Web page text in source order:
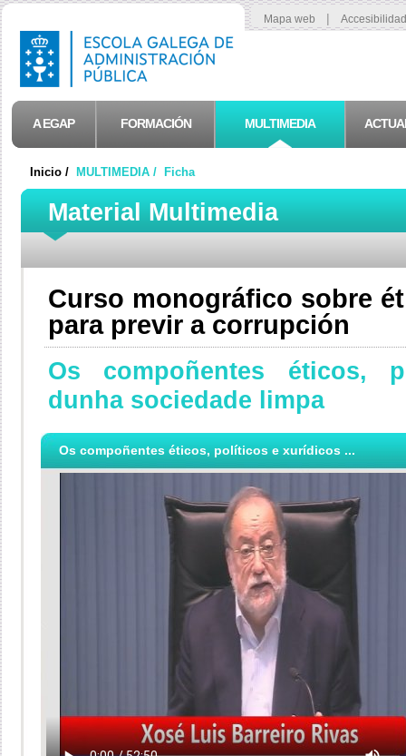
Mapa web |
A EGAP FORMACIÓN MULTIMEDIA
Inicio / MULTIMEDIA / Ficha
Material Multimedia
Curso monográfico sobre
para previr a corrupción
Os compoñentes éticos,
dunha sociedade limpa
Os compoñentes éticos, políticos e xurídicos ...